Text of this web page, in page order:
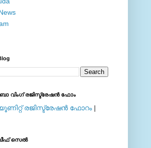
വിംഗ് രജിസ്ട്രേഷന്‍ ഫോം
രജിസ്ട്രേഷന്‍ ഫോറം |
സെല്‍